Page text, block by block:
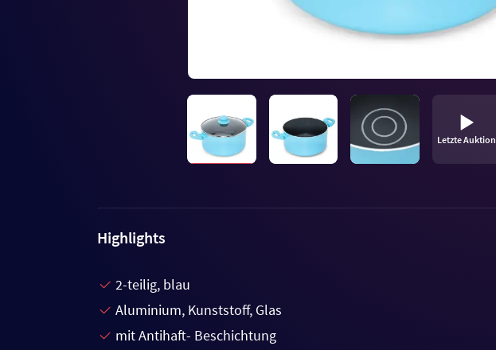
Letzte Auktion
Highlights
2-teilig, blau
Aluminium, Kunststoff, Glas
mit Antihaft- Beschichtung